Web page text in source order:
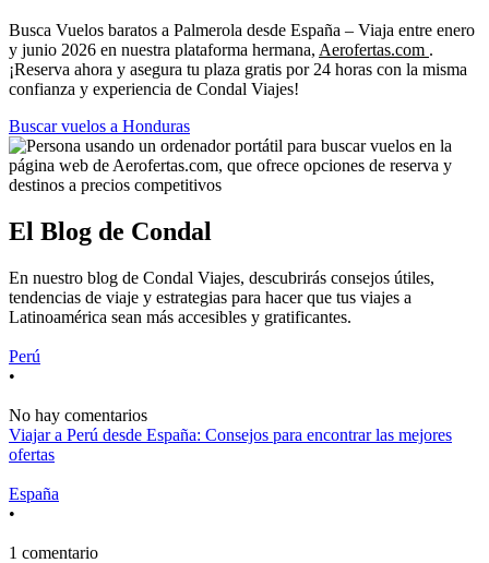
Busca Vuelos baratos a Palmerola desde España – Viaja entre enero
y junio 2026 en nuestra plataforma hermana, Aerofertas.com .
¡Reserva ahora y asegura tu plaza gratis por 24 horas con la misma
confianza y experiencia de Condal Viajes!
Buscar vuelos a Honduras
El Blog de Condal
En nuestro blog de Condal Viajes, descubrirás consejos útiles,
tendencias de viaje y estrategias para hacer que tus viajes a
Latinoamérica sean más accesibles y gratificantes.
Perú
•
No hay comentarios
Viajar a Perú desde España: Consejos para encontrar las mejores
ofertas
España
•
1 comentario